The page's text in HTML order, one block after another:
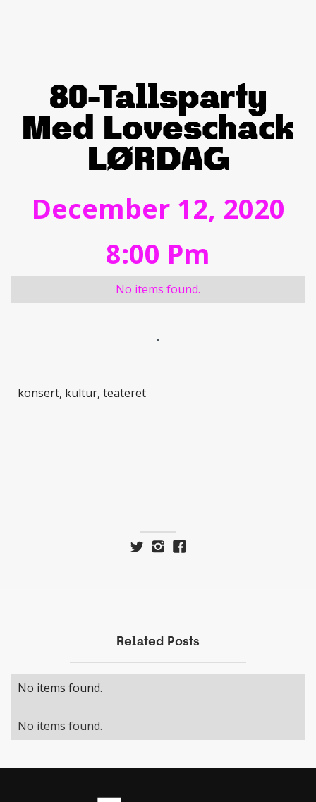
80-Tallsparty
Med Loveschack
LØRDAG
December 12, 2020
8:00 Pm
No items found.
.
konsert, kultur, teateret
Related Posts
No items found.
No items found.